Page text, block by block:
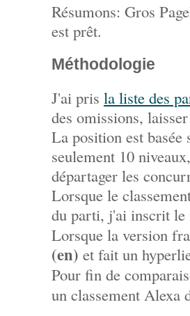
Résumons: Gros
est prêt.
Méthodologie
J'ai pris la liste des
des omissions,
La position est basée
seulement 10
départager les
Lorsque le
du parti, j'ai inscrit le
Lorsque la version
(en) et fait un
Pour fin de
un classement Alexa